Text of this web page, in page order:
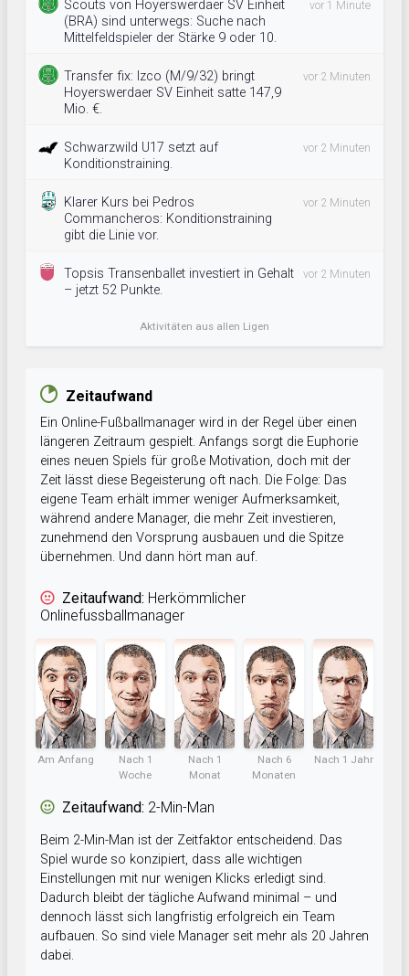
Scouts von Hoyerswerdaer SV Einheit
(BRA) sind unterwegs: Suche nach
Mittelfeldspieler der Stärke 9 oder 10.
vor 1 Minute
Transfer fix: Izco (M/9/32) bringt
Hoyerswerdaer SV Einheit satte 147,9
Mio. €.
vor 2 Minuten
Schwarzwild U17 setzt auf
Konditionstraining.
vor 2 Minuten
Klarer Kurs bei Pedros
Commancheros: Konditionstraining
gibt die Linie vor.
vor 2 Minuten
Topsis Transenballet investiert in Gehalt
– jetzt 52 Punkte.
vor 2 Minuten
Aktivitäten aus allen Ligen
Zeitaufwand
Ein Online-Fußballmanager wird in der Regel über einen
längeren Zeitraum gespielt. Anfangs sorgt die Euphorie
eines neuen Spiels für große Motivation, doch mit der
Zeit lässt diese Begeisterung oft nach. Die Folge: Das
eigene Team erhält immer weniger Aufmerksamkeit,
während andere Manager, die mehr Zeit investieren,
zunehmend den Vorsprung ausbauen und die Spitze
übernehmen. Und dann hört man auf.
Zeitaufwand: Herkömmlicher
Onlinefussballmanager
Am Anfang
Nach 1
Woche
Nach 1
Monat
Nach 6
Monaten
Nach 1 Jahr
Zeitaufwand: 2-Min-Man
Beim 2-Min-Man ist der Zeitfaktor entscheidend. Das
Spiel wurde so konzipiert, dass alle wichtigen
Einstellungen mit nur wenigen Klicks erledigt sind.
Dadurch bleibt der tägliche Aufwand minimal – und
dennoch lässt sich langfristig erfolgreich ein Team
aufbauen. So sind viele Manager seit mehr als 20 Jahren
dabei.